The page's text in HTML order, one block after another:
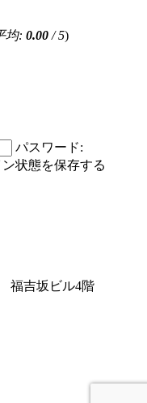
均: 0.00 / 5)
パスワード:
ン状態を保存する
福吉坂ビル4階